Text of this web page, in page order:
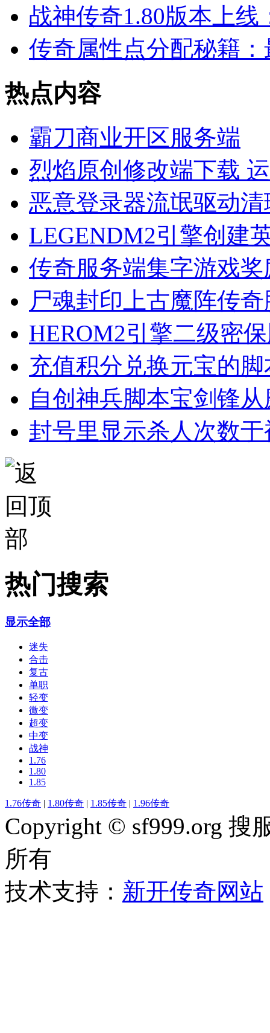
战神传奇1.80版本上线
传奇属性点分配秘籍
热点内容
霸刀商业开区服务端
烈焰原创修改端下载
恶意登录器流氓驱动
LEGENDM2引擎创建
传奇服务端集字游戏
尸魂封印上古魔阵传
HEROM2引擎二级密
充值积分兑换元宝的
自创神兵脚本宝剑锋
封号里显示杀人次数
热门搜索
显示全部
迷失
合击
复古
单职
轻变
微变
超变
中变
战神
1.76
1.80
1.85
1.76传奇 | 1.80传奇 | 1.85传奇 | 1.96传奇
Copyright © sf999.org 搜
所有
技术支持： 新开传奇网站